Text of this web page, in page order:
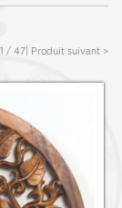
1 / 47 | Produit suivant >